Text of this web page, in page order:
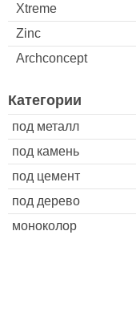
Xtreme
Zinc
Archconcept
Категории
под металл
под камень
под цемент
под дерево
моноколор